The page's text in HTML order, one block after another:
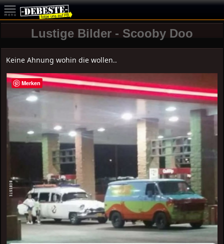
Lustige Bilder - Scooby Doo
Keine Ahnung wohin die wollen..
Merken